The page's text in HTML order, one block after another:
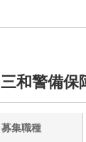
三和警備保
募集職種